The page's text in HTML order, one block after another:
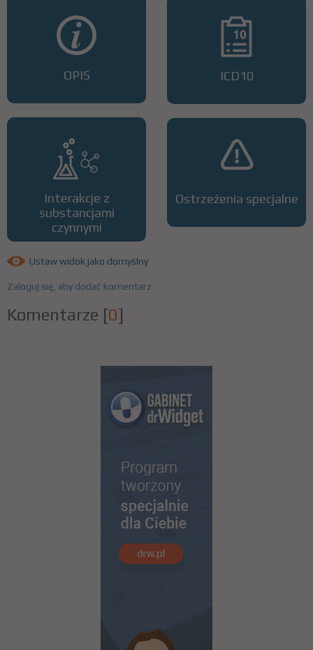
OPIS
Interakcje z
substancjami
czynnymi
ICD10
Ostrzeżenia specjalne
Ustaw widok jako domyślny
Zaloguj się, aby dodać komentarz
Komentarze [0]